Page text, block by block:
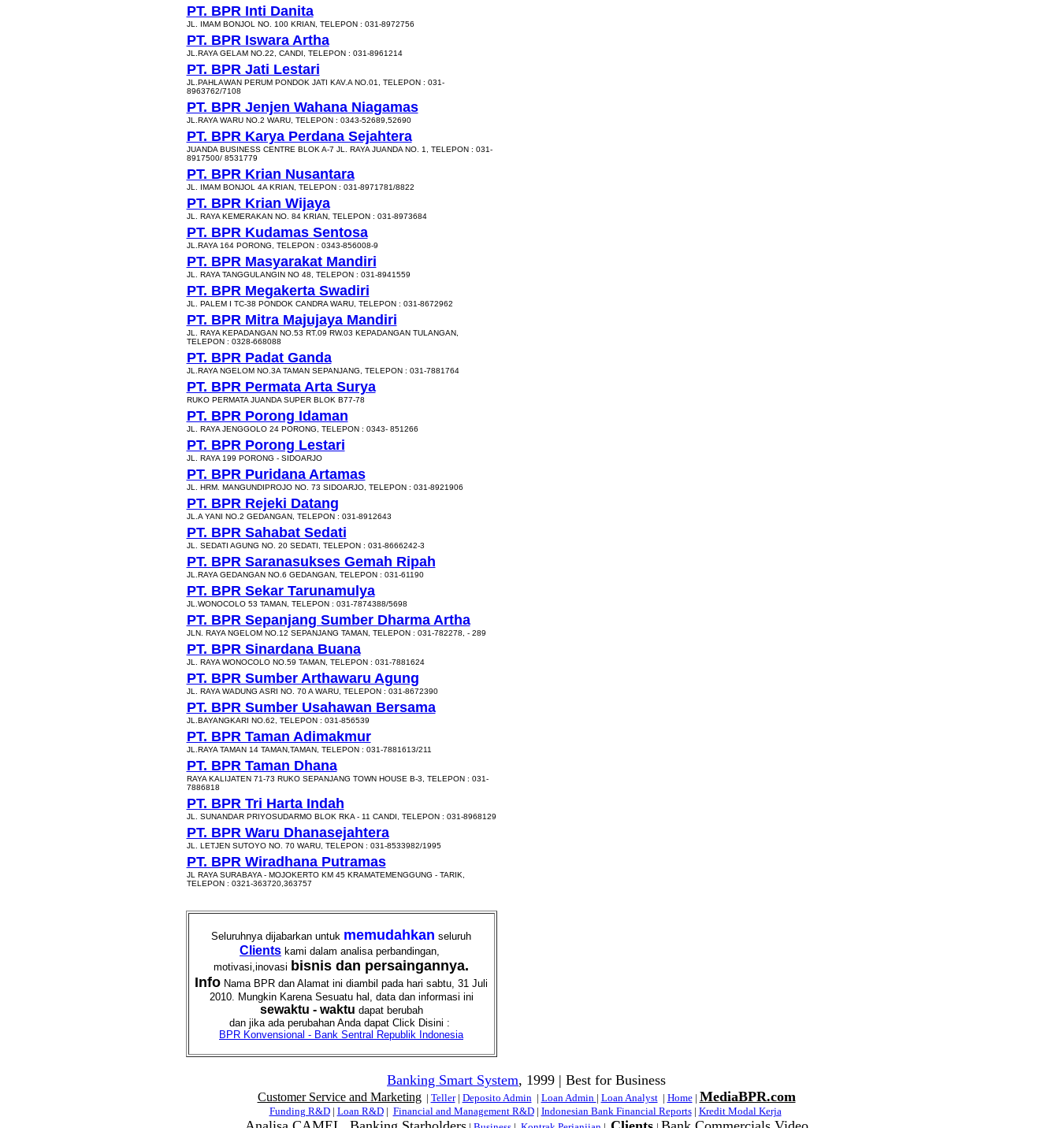
PT. BPR Inti Danita
JL. IMAM BONJOL NO. 100 KRIAN, TELEPON : 031-8972756
PT. BPR Iswara Artha
JL.RAYA GELAM NO.22, CANDI, TELEPON : 031-8961214
PT. BPR Jati Lestari
JL.PAHLAWAN PERUM PONDOK JATI KAV.A NO.01, TELEPON : 031-
8963762/7108
PT. BPR Jenjen Wahana Niagamas
JL.RAYA WARU NO.2 WARU, TELEPON : 0343-52689,52690
PT. BPR Karya Perdana Sejahtera
JUANDA BUSINESS CENTRE BLOK A-7 JL. RAYA JUANDA NO. 1, TELEPON : 031-
8917500/ 8531779
PT. BPR Krian Nusantara
JL. IMAM BONJOL 4A KRIAN, TELEPON : 031-8971781/8822
PT. BPR Krian Wijaya
JL. RAYA KEMERAKAN NO. 84 KRIAN, TELEPON : 031-8973684
PT. BPR Kudamas Sentosa
JL.RAYA 164 PORONG, TELEPON : 0343-856008-9
PT. BPR Masyarakat Mandiri
JL. RAYA TANGGULANGIN NO 48, TELEPON : 031-8941559
PT. BPR Megakerta Swadiri
JL. PALEM I TC-38 PONDOK CANDRA WARU, TELEPON : 031-8672962
PT. BPR Mitra Majujaya Mandiri
JL. RAYA KEPADANGAN NO.53 RT.09 RW.03 KEPADANGAN TULANGAN,
TELEPON : 0328-668088
PT. BPR Padat Ganda
JL.RAYA NGELOM NO.3A TAMAN SEPANJANG, TELEPON : 031-7881764
PT. BPR Permata Arta Surya
RUKO PERMATA JUANDA SUPER BLOK B77-78
PT. BPR Porong Idaman
JL. RAYA JENGGOLO 24 PORONG, TELEPON : 0343- 851266
PT. BPR Porong Lestari
JL. RAYA 199 PORONG - SIDOARJO
PT. BPR Puridana Artamas
JL. HRM. MANGUNDIPROJO NO. 73 SIDOARJO, TELEPON : 031-8921906
PT. BPR Rejeki Datang
JL.A YANI NO.2 GEDANGAN, TELEPON : 031-8912643
PT. BPR Sahabat Sedati
JL. SEDATI AGUNG NO. 20 SEDATI, TELEPON : 031-8666242-3
PT. BPR Saranasukses Gemah Ripah
JL.RAYA GEDANGAN NO.6 GEDANGAN, TELEPON : 031-61190
PT. BPR Sekar Tarunamulya
JL.WONOCOLO 53 TAMAN, TELEPON : 031-7874388/5698
PT. BPR Sepanjang Sumber Dharma Artha
JLN. RAYA NGELOM NO.12 SEPANJANG TAMAN, TELEPON : 031-782278, - 289
PT. BPR Sinardana Buana
JL. RAYA WONOCOLO NO.59 TAMAN, TELEPON : 031-7881624
PT. BPR Sumber Arthawaru Agung
JL. RAYA WADUNG ASRI NO. 70 A WARU, TELEPON : 031-8672390
PT. BPR Sumber Usahawan Bersama
JL.BAYANGKARI NO.62, TELEPON : 031-856539
PT. BPR Taman Adimakmur
JL.RAYA TAMAN 14 TAMAN,TAMAN, TELEPON : 031-7881613/211
PT. BPR Taman Dhana
RAYA KALIJATEN 71-73 RUKO SEPANJANG TOWN HOUSE B-3, TELEPON : 031-
7886818
PT. BPR Tri Harta Indah
JL. SUNANDAR PRIYOSUDARMO BLOK RKA - 11 CANDI, TELEPON : 031-8968129
PT. BPR Waru Dhanasejahtera
JL. LETJEN SUTOYO NO. 70 WARU, TELEPON : 031-8533982/1995
PT. BPR Wiradhana Putramas
JL RAYA SURABAYA - MOJOKERTO KM 45 KRAMATEMENGGUNG - TARIK,
TELEPON : 0321-363720,363757
Seluruhnya dijabarkan untuk memudahkan seluruh
Clients kami dalam analisa perbandingan,
motivasi,inovasi bisnis dan persaingannya.
Info Nama BPR dan Alamat ini diambil pada hari sabtu, 31 Juli
2010. Mungkin Karena Sesuatu hal, data dan informasi ini
sewaktu - waktu dapat berubah
dan jika ada perubahan Anda dapat Click Disini :
BPR Konvensional - Bank Sentral Republik Indonesia
Banking Smart System, 1999 | Best for Business
Customer Service and Marketing| Teller| Deposito Admin| Loan Admin | Loan Analyst| Home| MediaBPR.com
Funding R&D| Loan R&D| Financial and Management R&D| Indonesian Bank Financial Reports| Kredit Modal Kerja